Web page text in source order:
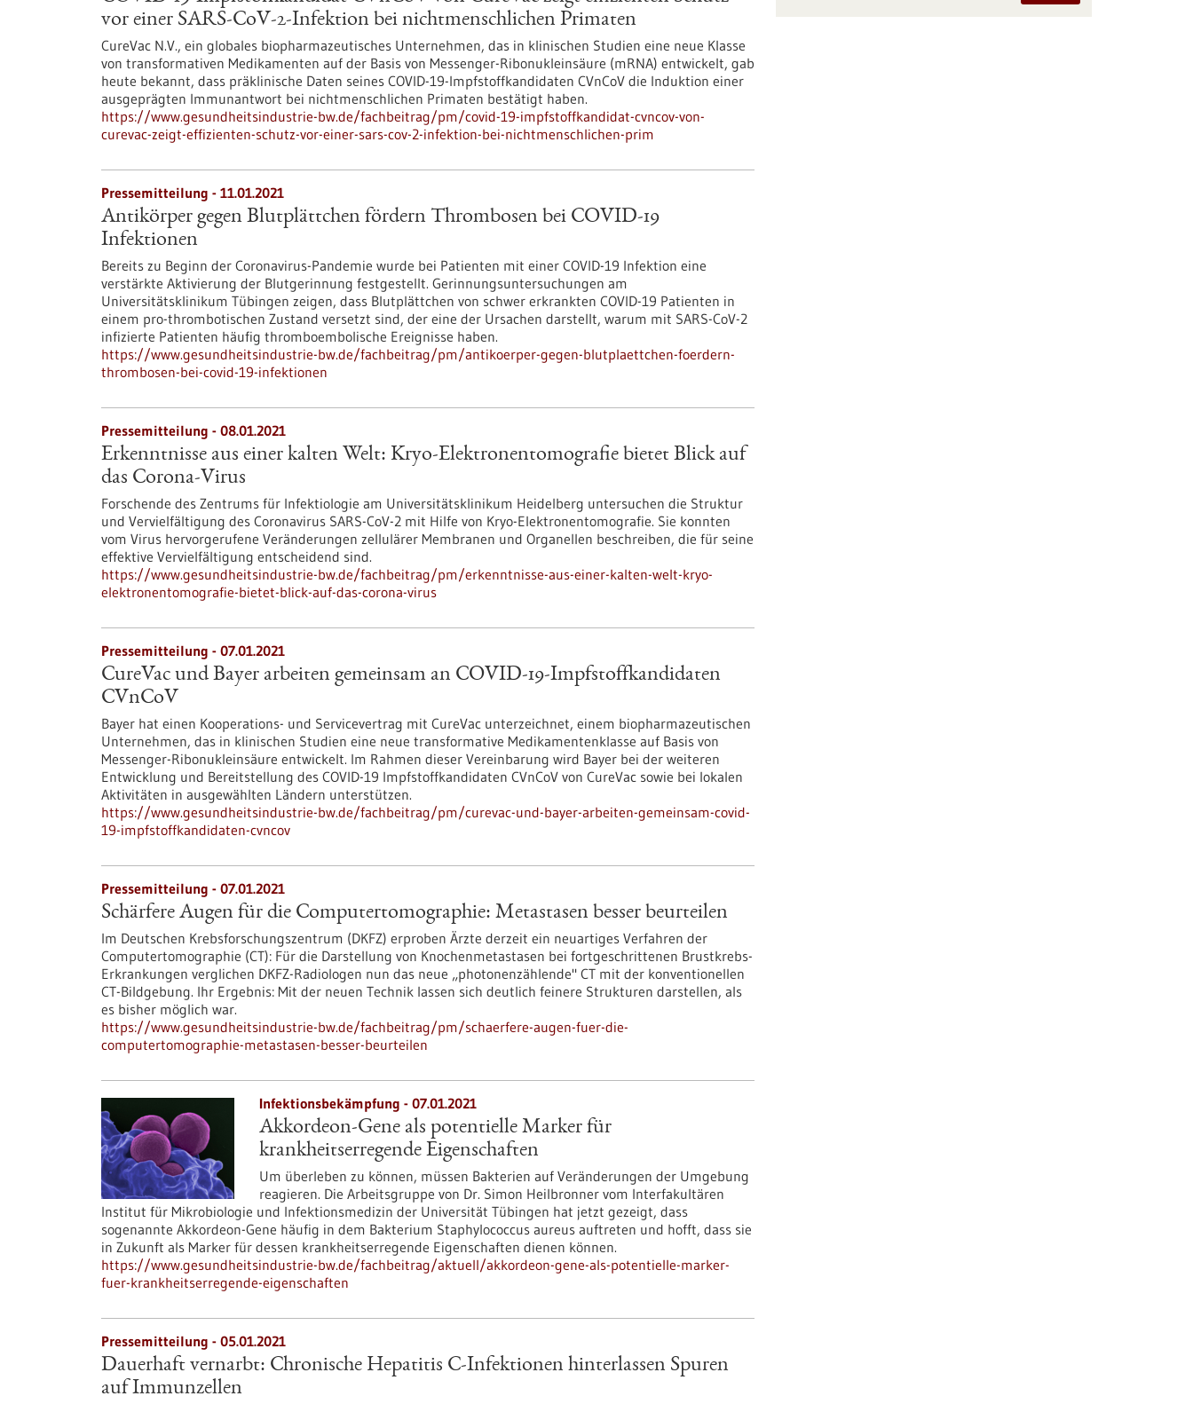
vor einer SARS-CoV-2-Infektion bei nichtmenschlichen Primaten
CureVac N.V., ein globales biopharmazeutisches Unternehmen, das in klinischen Studien eine neue Klasse
von transformativen Medikamenten auf der Basis von Messenger-Ribonukleinsäure (mRNA) entwickelt, gab
heute bekannt, dass präklinische Daten seines COVID-19-Impfstoffkandidaten CVnCoV die Induktion einer
ausgeprägten Immunantwort bei nichtmenschlichen Primaten bestätigt haben.
https://www.gesundheitsindustrie-bw.de/fachbeitrag/pm/covid-19-impfstoffkandidat-cvncov-von-
curevac-zeigt-effizienten-schutz-vor-einer-sars-cov-2-infektion-bei-nichtmenschlichen-prim
Pressemitteilung - 11.01.2021
Antikörper gegen Blutplättchen fördern Thrombosen bei COVID-19
Infektionen
Bereits zu Beginn der Coronavirus-Pandemie wurde bei Patienten mit einer COVID-19 Infektion eine
verstärkte Aktivierung der Blutgerinnung festgestellt. Gerinnungsuntersuchungen am
Universitätsklinikum Tübingen zeigen, dass Blutplättchen von schwer erkrankten COVID-19 Patienten in
einem pro-thrombotischen Zustand versetzt sind, der eine der Ursachen darstellt, warum mit SARS-CoV-2
infizierte Patienten häufig thromboembolische Ereignisse haben.
https://www.gesundheitsindustrie-bw.de/fachbeitrag/pm/antikoerper-gegen-blutplaettchen-foerdern-
thrombosen-bei-covid-19-infektionen
Pressemitteilung - 08.01.2021
Erkenntnisse aus einer kalten Welt: Kryo-Elektronentomografie bietet Blick auf
das Corona-Virus
Forschende des Zentrums für Infektiologie am Universitätsklinikum Heidelberg untersuchen die Struktur
und Vervielfältigung des Coronavirus SARS-CoV-2 mit Hilfe von Kryo-Elektronentomografie. Sie konnten
vom Virus hervorgerufene Veränderungen zellulärer Membranen und Organellen beschreiben, die für seine
effektive Vervielfältigung entscheidend sind.
https://www.gesundheitsindustrie-bw.de/fachbeitrag/pm/erkenntnisse-aus-einer-kalten-welt-kryo-
elektronentomografie-bietet-blick-auf-das-corona-virus
Pressemitteilung - 07.01.2021
CureVac und Bayer arbeiten gemeinsam an COVID-19-Impfstoffkandidaten
CVnCoV
Bayer hat einen Kooperations- und Servicevertrag mit CureVac unterzeichnet, einem biopharmazeutischen
Unternehmen, das in klinischen Studien eine neue transformative Medikamentenklasse auf Basis von
Messenger-Ribonukleinsäure entwickelt. Im Rahmen dieser Vereinbarung wird Bayer bei der weiteren
Entwicklung und Bereitstellung des COVID-19 Impfstoffkandidaten CVnCoV von CureVac sowie bei lokalen
Aktivitäten in ausgewählten Ländern unterstützen.
https://www.gesundheitsindustrie-bw.de/fachbeitrag/pm/curevac-und-bayer-arbeiten-gemeinsam-covid-
19-impfstoffkandidaten-cvncov
Pressemitteilung - 07.01.2021
Schärfere Augen für die Computertomographie: Metastasen besser beurteilen
Im Deutschen Krebsforschungszentrum (DKFZ) erproben Ärzte derzeit ein neuartiges Verfahren der
Computertomographie (CT): Für die Darstellung von Knochenmetastasen bei fortgeschrittenen Brustkrebs-
Erkrankungen verglichen DKFZ-Radiologen nun das neue „photonenzählende" CT mit der konventionellen
CT-Bildgebung. Ihr Ergebnis: Mit der neuen Technik lassen sich deutlich feinere Strukturen darstellen, als
es bisher möglich war.
https://www.gesundheitsindustrie-bw.de/fachbeitrag/pm/schaerfere-augen-fuer-die-
computertomographie-metastasen-besser-beurteilen
Infektionsbekämpfung - 07.01.2021
Akkordeon-Gene als potentielle Marker für
krankheitserregende Eigenschaften
Um überleben zu können, müssen Bakterien auf Veränderungen der Umgebung
reagieren. Die Arbeitsgruppe von Dr. Simon Heilbronner vom Interfakultären
Institut für Mikrobiologie und Infektionsmedizin der Universität Tübingen hat jetzt gezeigt, dass
sogenannte Akkordeon-Gene häufig in dem Bakterium Staphylococcus aureus auftreten und hofft, dass sie
in Zukunft als Marker für dessen krankheitserregende Eigenschaften dienen können.
https://www.gesundheitsindustrie-bw.de/fachbeitrag/aktuell/akkordeon-gene-als-potentielle-marker-
fuer-krankheitserregende-eigenschaften
Pressemitteilung - 05.01.2021
Dauerhaft vernarbt: Chronische Hepatitis C-Infektionen hinterlassen Spuren
auf Immunzellen